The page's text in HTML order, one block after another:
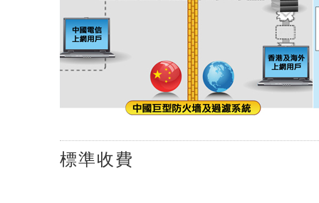
標準收費